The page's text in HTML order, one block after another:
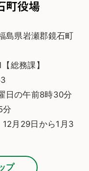
島県岩瀬郡鏡石町
総務課】
日の午前8時30分
分
月29日から1月3
プ